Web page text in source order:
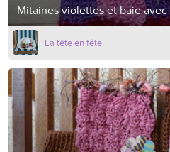
Mitaines violettes et baie
La tête en fête